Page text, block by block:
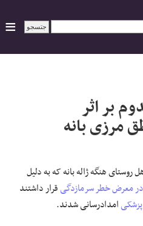
بر اثر
مرزی بانه
هنگه ژاله بانه که به دلیل
در معرض خطرسرمازدگیقرار داشتند
امدادرسانی شدند.